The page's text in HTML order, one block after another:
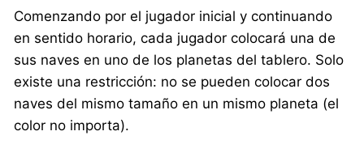
Comenzando por el jugador inicial y continuando
en sentido horario, cada jugador colocará una de
sus naves en uno de los planetas del tablero. Solo
existe una restricción: no se pueden colocar dos
naves del mismo tamaño en un mismo planeta (el
color no importa).